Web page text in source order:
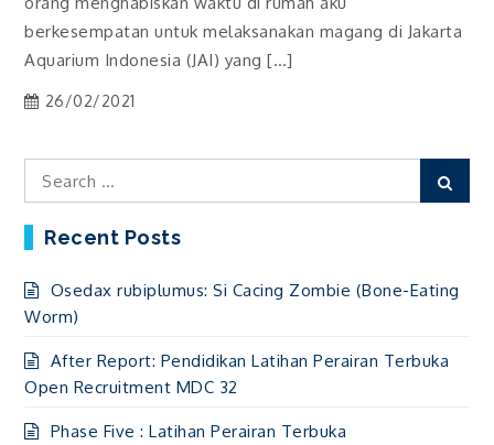
berkesempatan untuk melaksanakan magang di Jakarta
Aquarium Indonesia (JAI) yang […]
26/02/2021
Search
for:
Recent Posts
Osedax rubiplumus: Si Cacing Zombie (Bone-Eating
Worm)
After Report: Pendidikan Latihan Perairan Terbuka
Open Recruitment MDC 32
Phase Five : Latihan Perairan Terbuka